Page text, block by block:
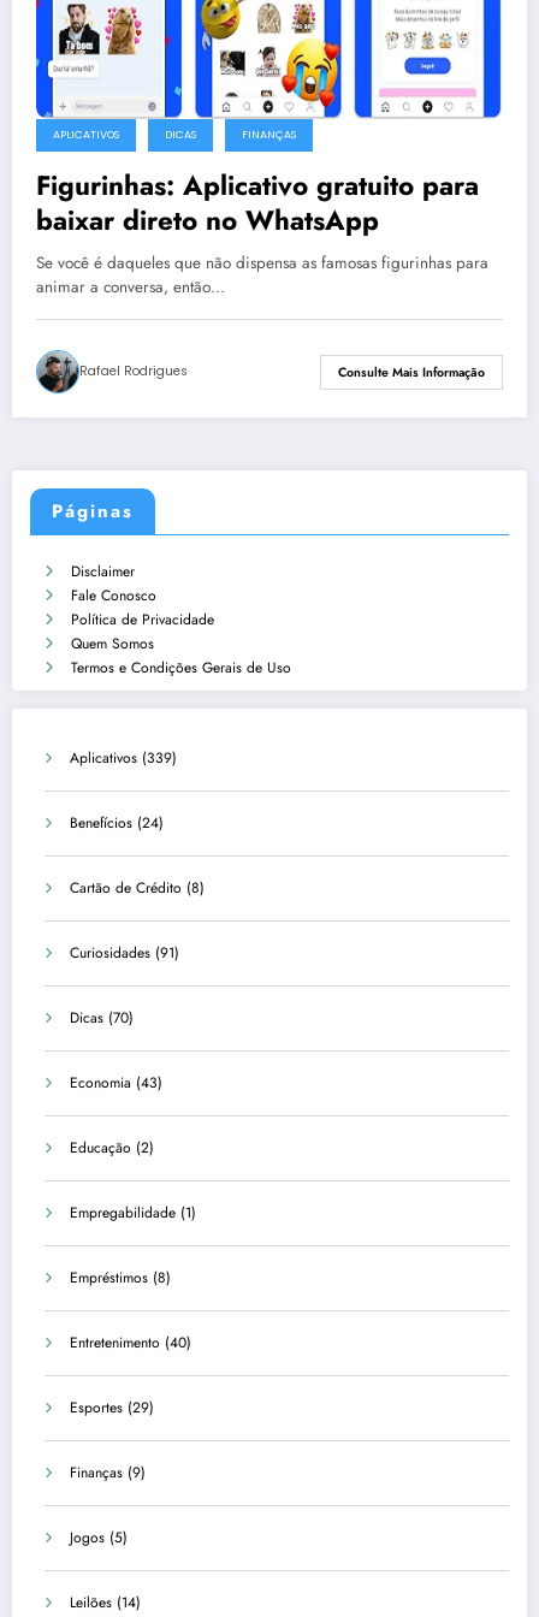
APLICATIVOS DICAS FINANÇAS
Figurinhas: Aplicativo gratuito para
baixar direto no WhatsApp
Se você é daqueles que não dispensa as famosas figurinhas para
animar a conversa, então…
Rafael Rodrigues Consulte Mais Informação
Páginas
Disclaimer
Fale Conosco
Política de Privacidade
Quem Somos
Termos e Condições Gerais de Uso
Aplicativos (339)
Benefícios (24)
Cartão de Crédito (8)
Curiosidades (91)
Dicas (70)
Economia (43)
Educação (2)
Empregabilidade (1)
Empréstimos (8)
Entretenimento (40)
Esportes (29)
Finanças (9)
Jogos (5)
Leilões (14)